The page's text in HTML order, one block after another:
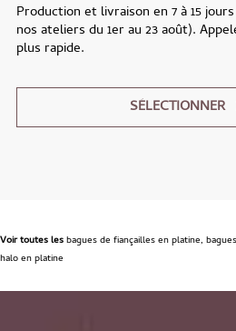
Production et livraison en 7 à 15
nos ateliers du 1er au 23 août).
plus rapide.
SÉLECTIONNER
Voir toutes lesbagues de fiançailles en platine,
halo en platine